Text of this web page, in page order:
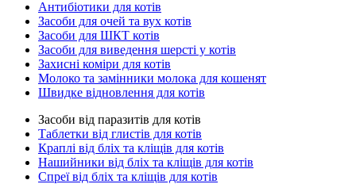
Антибіотики для котів
Засоби для очей та вух котів
Засоби для ШКТ котів
Засоби для виведення шерсті у котів
Захисні коміри для котів
Молоко та замінники молока для кошенят
Швидке відновлення для котів
Засоби від паразитів для котів
Таблетки від глистів для котів
Краплі від бліх та кліщів для котів
Нашийники від бліх та кліщів для котів
Спреї від бліх та кліщів для котів